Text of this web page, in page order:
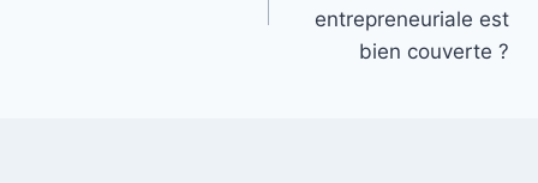
entrepreneuriale est
bien couverte ?